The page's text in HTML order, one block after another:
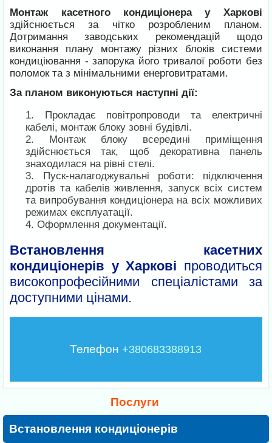
Монтаж касетного кондиціонера у Харкові
здійснюється за чітко розробленим планом.
Дотримання заводських рекомендацій щодо
виконання плану монтажу різних блоків системи
кондиціювання - запорука його тривалої роботи без
поломок та з мінімальними енерговитратами.
За планом виконуються наступні дії:
Прокладає повітропроводи та електричні
кабелі, монтаж блоку зовні будівлі.
Монтаж блоку всередині приміщення
здійснюється так, щоб декоративна панель
знаходилася на рівні стелі.
Пуск-налагоджувальні роботи: підключення
дротів та кабелів живлення, запуск всіх систем
та випробування кондиціонера на всіх можливих
режимах експлуатації.
Оформлення документації.
Встановлення касетних
кондиціонерів у Харкові проводиться
високопрофесійними спеціалістами за
доступними цінами.
Телефон +380683388913
Послуги
Встановлення кондиціонерів